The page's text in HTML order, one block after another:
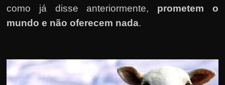
como já disse anteriormente, prometem o
mundo e não oferecem nada.